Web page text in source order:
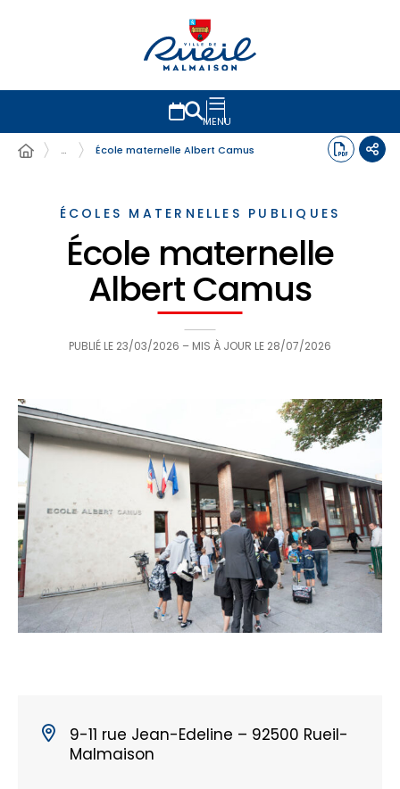
MENU
…
École maternelle Albert Camus
ÉCOLES MATERNELLES PUBLIQUES
École maternelle
Albert Camus
PUBLIÉ LE 23/03/2026 – MIS À JOUR LE 28/07/2026
9-11 rue Jean-Edeline – 92500 Rueil-
Malmaison